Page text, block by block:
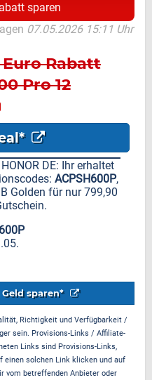
sparen
07.05.2026 15:11 Uhr
Rabatt
Pro 12
DE: Ihr erhaltet
ACPSH600P,
Golden für nur 799,90
sparen*
Richtigkeit und Verfügbarkeit /
sein. Provisions-Links / Affiliate-
Links sind Provisions-Links,
einen solchen Link klicken und auf
vom betreffenden Anbieter oder